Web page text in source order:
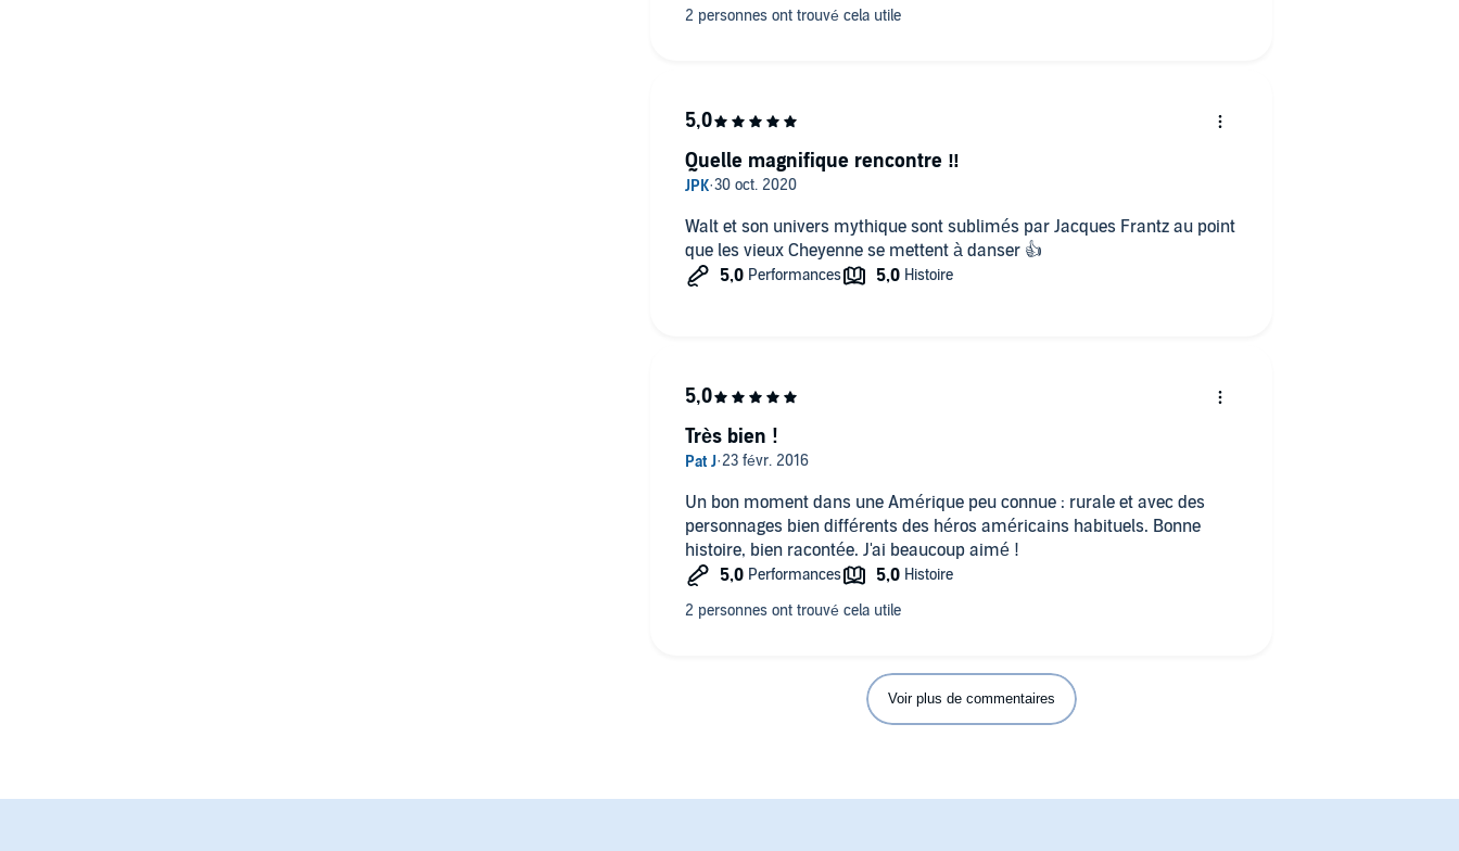
Walt et son univers mythique sont sublimés par Jacques Frantz au point
que les vieux Cheyenne se mettent à danser 👍
Quelle magnifique rencontre ‼️
Un bon moment dans une Amérique peu connue : rurale et avec des
personnages bien différents des héros américains habituels. Bonne
histoire, bien racontée. J'ai beaucoup aimé !
Très bien !
Voir plus de commentaires